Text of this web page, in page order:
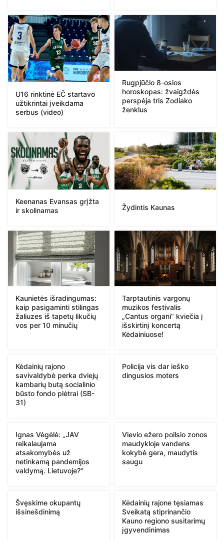
U16 rinktinė EČ startavo
užtikrintai įveikdama
serbus (video)
Rugpjūčio 8-osios
horoskopas: žvaigždės
perspėja tris Zodiako
ženklus
Keenanas Evansas grįžta
ir skolinamas
Žydintis Kaunas
Kaunietės išradingumas:
kaip pasigaminti stilingas
žaliuzes iš tapetų likučių
vos per 10 minučių
Tarptautinis vargonų
muzikos festivalis
„Cantus organi“ kviečia į
išskirtinį koncertą
Kėdainiuose!
Kėdainių rajono
savivaldybė perka dviejų
kambarių butą socialinio
būsto fondo plėtrai (SB-
31)
Policija vis dar ieško
dingusios moters
Ignas Vėgėlė: „JAV
reikalaujama
atsakomybės už
netinkamą pandemijos
valdymą. Lietuvoje?“
Vievio ežero poilsio zonos
maudykloje vandens
kokybė gera, maudytis
saugu
Švęskime okupantų
išsinešdinimą
Kėdainių rajone tęsiamas
Sveikatą stiprinančio
Kauno regiono susitarimų
įgyvendinimas